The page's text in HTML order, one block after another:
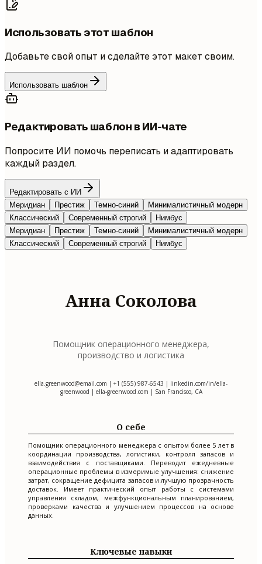
Использовать этот шаблон
Добавьте свой опыт и сделайте этот макет своим.
Использовать шаблон
Редактировать шаблон в ИИ-чате
Попросите ИИ помочь переписать и адаптировать
каждый раздел.
Редактировать с ИИ
Меридиан
Престиж Темно-синий
Минималистичный модерн
Классический
Современный строгий
Нимбус
Меридиан
Престиж Темно-синий
Минималистичный модерн
Классический
Современный строгий Нимбус
Анна Соколова
Помощник операционного менеджера,
производство и логистика
ella.greenwood@email.com | +1 (555) 987-6543 | linkedin.com/in/ella-
greenwood | ella-greenwood.com | San Francisco, CA
О себе
Помощник операционного менеджера с опытом более 5 лет в
координации производства, логистики, контроля запасов и
взаимодействия с поставщиками. Переводит ежедневные
операционные проблемы в измеримые улучшения: снижение
затрат, сокращение дефицита запасов и лучшую прозрачность
доставок. Имеет практический опыт работы с системами
управления складом, межфункциональным планированием,
проверками качества и улучшением процессов на основе
данных.
Ключевые навыки